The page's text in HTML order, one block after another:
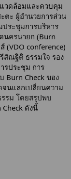
แวดล้อมและควบคุม
ตะ ผู้อำนวยการส่วน
ประชุมการบริหาร
นครนายก (Burn
(VDO conference)
สัณฐิติ ธรรมใจ รอง
รประชุม การ
Burn Check ของ
นแลกเปลี่ยนความ
รม โดยสรุปพบ
ดังนี้